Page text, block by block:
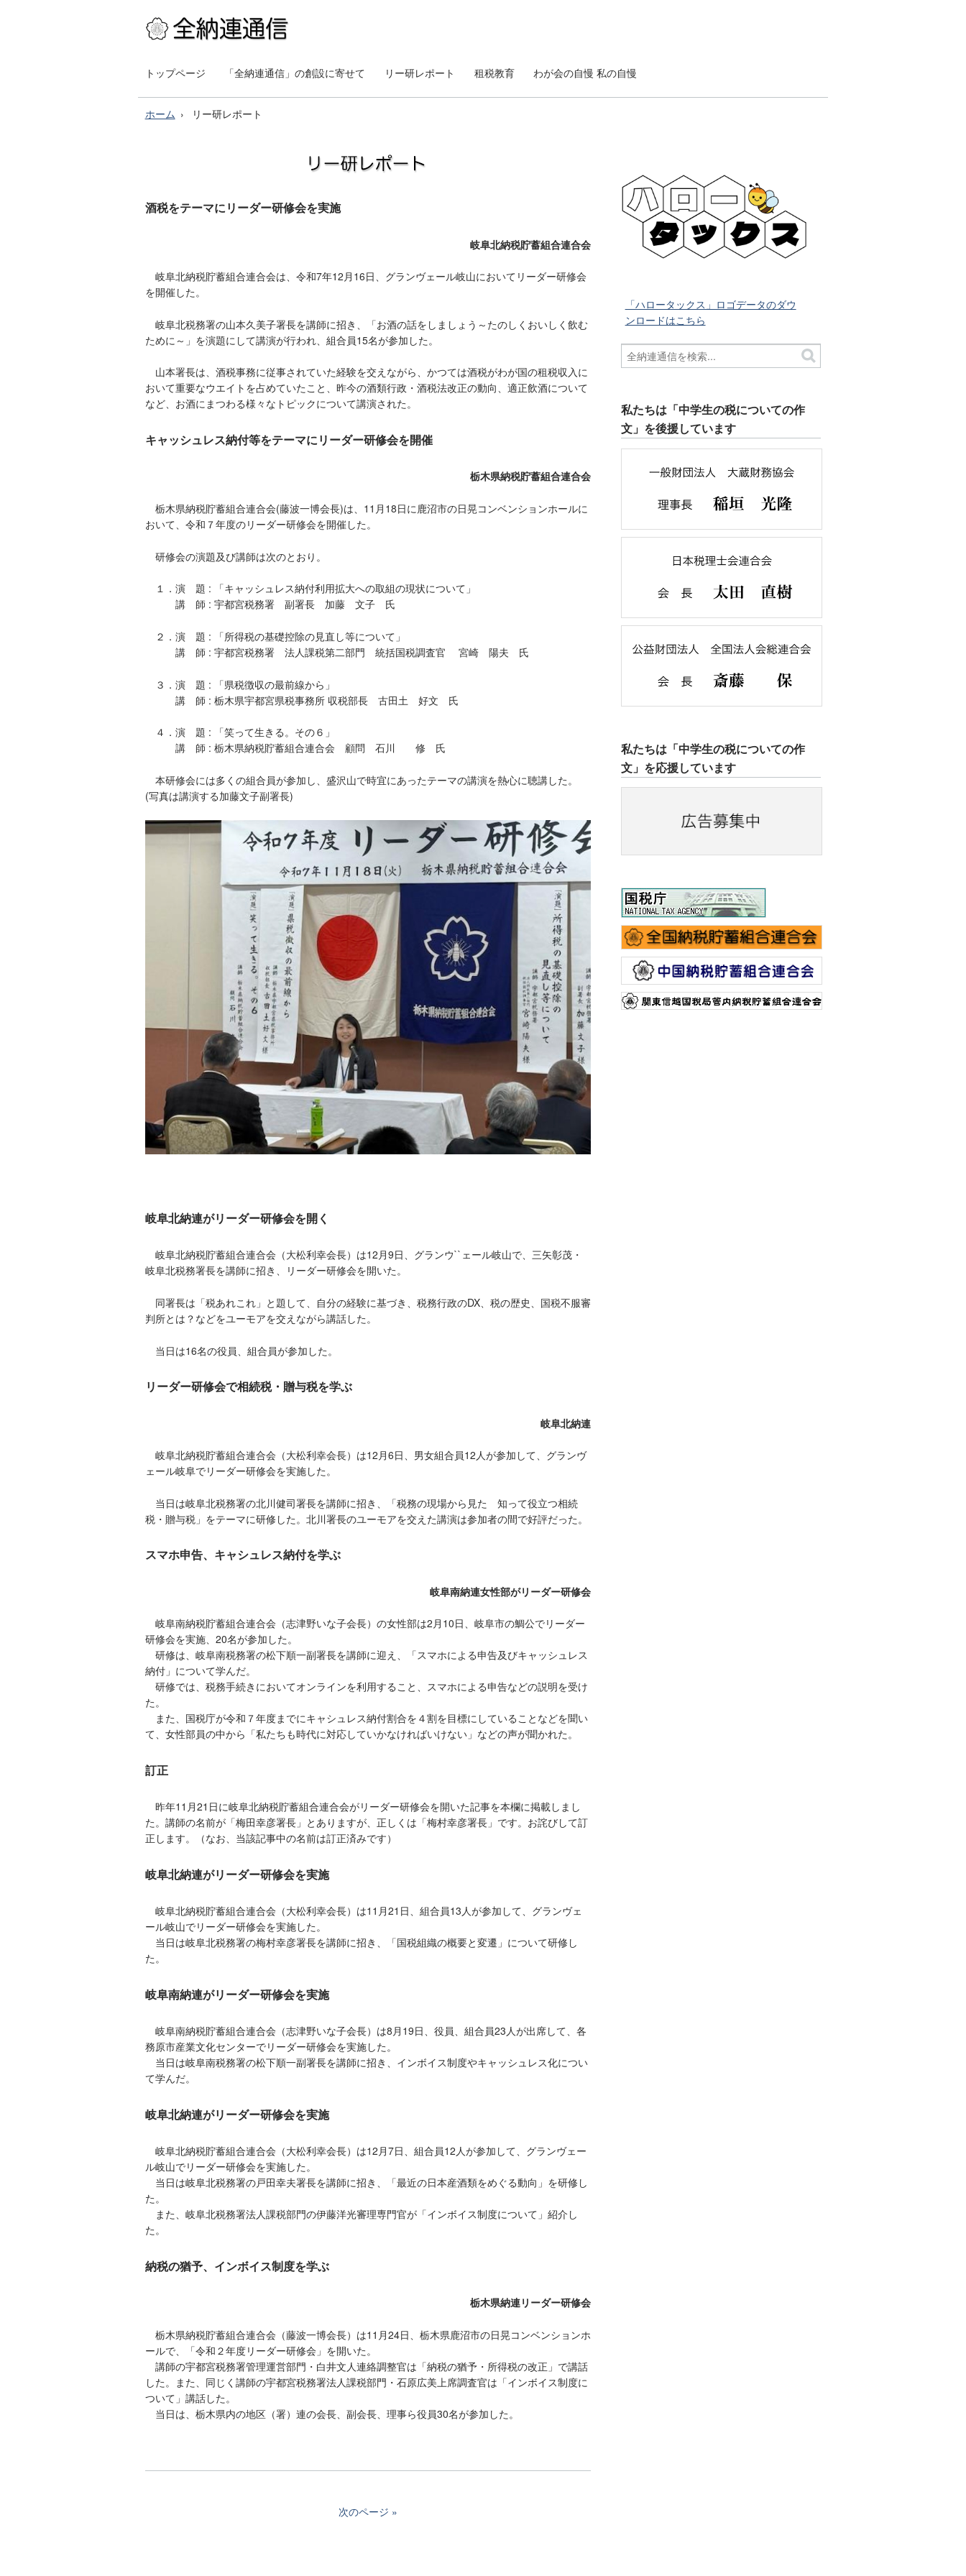
トップページ 「全納連通信」の創設に寄せて リー研レポート 租税教育 わが会の自慢 私の自慢
ホーム リー研レポート
酒税をテーマにリーダー研修会を実施
岐阜北納税貯蓄組合連合会
岐阜北納税貯蓄組合連合会は、令和7年12月16日、グランヴェール岐山においてリーダー研修会
を開催した。
岐阜北税務署の山本久美子署長を講師に招き、「お酒の話をしましょう～たのしくおいしく飲む
ために～」を演題にして講演が行われ、組合員15名が参加した。
山本署長は、酒税事務に従事されていた経験を交えながら、かつては酒税がわが国の租税収入に
おいて重要なウエイトを占めていたこと、昨今の酒類行政・酒税法改正の動向、適正飲酒について
など、お酒にまつわる様々なトピックについて講演された。
キャッシュレス納付等をテーマにリーダー研修会を開催
栃木県納税貯蓄組合連合会
栃木県納税貯蓄組合連合会(藤波一博会長)は、11月18日に鹿沼市の日晃コンベンションホールに
おいて、令和７年度のリーダー研修会を開催した。
研修会の演題及び講師は次のとおり。
１．演 題 : 「キャッシュレス納付利用拡大への取組の現状について」
講 師 : 宇都宮税務署 副署長 加藤 文子 氏
２．演 題 : 「所得税の基礎控除の見直し等について」
講 師 : 宇都宮税務署 法人課税第二部門 統括国税調査官 宮崎 陽夫 氏
３．演 題 : 「県税徴収の最前線から」
講 師 : 栃木県宇都宮県税事務所 収税部長 古田土 好文 氏
４．演 題 : 「笑って生きる。その６」
講 師 : 栃木県納税貯蓄組合連合会 顧問 石川 修 氏
本研修会には多くの組合員が参加し、盛沢山で時宜にあったテーマの講演を熱心に聴講した。
(写真は講演する加藤文子副署長)
岐阜北納連がリーダー研修会を開く
岐阜北納税貯蓄組合連合会（大松利幸会長）は12月9日、グランウ``ェール岐山で、三矢彰茂・
岐阜北税務署長を講師に招き、リーダー研修会を開いた。
同署長は「税あれこれ」と題して、自分の経験に基づき、税務行政のDX、税の歴史、国税不服審
判所とは？などをユーモアを交えながら講話した。
当日は16名の役員、組合員が参加した。
リーダー研修会で相続税・贈与税を学ぶ
岐阜北納連
岐阜北納税貯蓄組合連合会（大松利幸会長）は12月6日、男女組合員12人が参加して、グランヴ
ェール岐阜でリーダー研修会を実施した。
当日は岐阜北税務署の北川健司署長を講師に招き、「税務の現場から見た 知って役立つ相続
税・贈与税」をテーマに研修した。北川署長のユーモアを交えた講演は参加者の間で好評だった。
スマホ申告、キャシュレス納付を学ぶ
岐阜南納連女性部がリーダー研修会
岐阜南納税貯蓄組合連合会（志津野いな子会長）の女性部は2月10日、岐阜市の鯛公でリーダー
研修会を実施、20名が参加した。
研修は、岐阜南税務署の松下順一副署長を講師に迎え、「スマホによる申告及びキャッシュレス
納付」について学んだ。
研修では、税務手続きにおいてオンラインを利用すること、スマホによる申告などの説明を受け
た。
また、国税庁が令和７年度までにキャシュレス納付割合を４割を目標にしていることなどを聞い
て、女性部員の中から「私たちも時代に対応していかなければいけない」などの声が聞かれた。
訂正
昨年11月21日に岐阜北納税貯蓄組合連合会がリーダー研修会を開いた記事を本欄に掲載しまし
た。講師の名前が「梅田幸彦署長」とありますが、正しくは「梅村幸彦署長」です。お詫びして訂
正します。（なお、当該記事中の名前は訂正済みです）
岐阜北納連がリーダー研修会を実施
岐阜北納税貯蓄組合連合会（大松利幸会長）は11月21日、組合員13人が参加して、グランヴェ
ール岐山でリーダー研修会を実施した。
当日は岐阜北税務署の梅村幸彦署長を講師に招き、「国税組織の概要と変遷」について研修し
た。
岐阜南納連がリーダー研修会を実施
岐阜南納税貯蓄組合連合会（志津野いな子会長）は8月19日、役員、組合員23人が出席して、各
務原市産業文化センターでリーダー研修会を実施した。
当日は岐阜南税務署の松下順一副署長を講師に招き、インボイス制度やキャッシュレス化につい
て学んだ。
岐阜北納連がリーダー研修会を実施
岐阜北納税貯蓄組合連合会（大松利幸会長）は12月7日、組合員12人が参加して、グランヴェー
ル岐山でリーダー研修会を実施した。
当日は岐阜北税務署の戸田幸夫署長を講師に招き、「最近の日本産酒類をめぐる動向」を研修し
た。
また、岐阜北税務署法人課税部門の伊藤洋光審理専門官が「インボイス制度について」紹介し
た。
納税の猶予、インボイス制度を学ぶ
栃木県納連リーダー研修会
栃木県納税貯蓄組合連合会（藤波一博会長）は11月24日、栃木県鹿沼市の日晃コンベンションホ
ールで、「令和２年度リーダー研修会」を開いた。
講師の宇都宮税務署管理運営部門・白井文人連絡調整官は「納税の猶予・所得税の改正」で講話
した。また、同じく講師の宇都宮税務署法人課税部門・石原広美上席調査官は「インボイス制度に
ついて」講話した。
当日は、栃木県内の地区（署）連の会長、副会長、理事ら役員30名が参加した。
次のページ
「ハロータックス」ロゴデータのダウ
ンロードはこちら
私たちは「中学生の税についての作
文」を後援しています
私たちは「中学生の税についての作
文」を応援しています